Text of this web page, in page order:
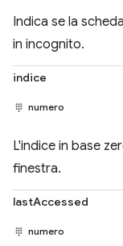
Indica se la
in incognito.
indice
numero
L'indice in base
finestra.
lastAccessed
numero